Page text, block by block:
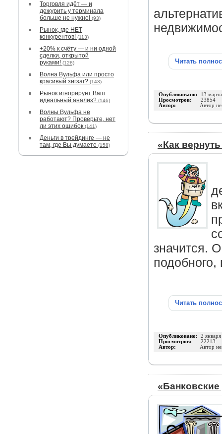
Торговля идёт — и
дежурить у терминала
больше не нужно! (93)
Рынок, где НЕТ
конкурентов! (113)
+20% к счёту — и ни одной
сделки, открытой
руками! (128)
Волна Вульфа или просто
красивый зигзаг? (143)
Рынок игнорирует Ваш
идеальный анализ? (146)
Волны Вульфа не
работают? Проверьте, нет
ли этих ошибок (141)
Деньги в трейдинге — не
там, где Вы думаете (158)
Читать
Опубликовано: 13
Просмотров: 23854
Автор: Автор
«Как
значится.
Читать
Опубликовано: 2
Просмотров: 22213
Автор: Автор